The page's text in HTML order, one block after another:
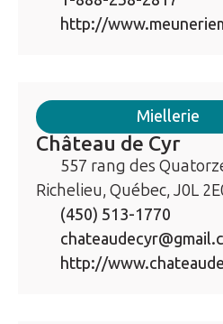
http://
Miellerie
Château de Cyr
557 rang des
Richelieu, Québec, J0L
(450) 513-1770
http://